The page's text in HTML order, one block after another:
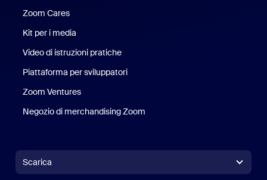
Zoom Cares
Kit per i media
Video di istruzioni pratiche
Piattaforma per sviluppatori
Zoom Ventures
Negozio di merchandising Zoom
Scarica